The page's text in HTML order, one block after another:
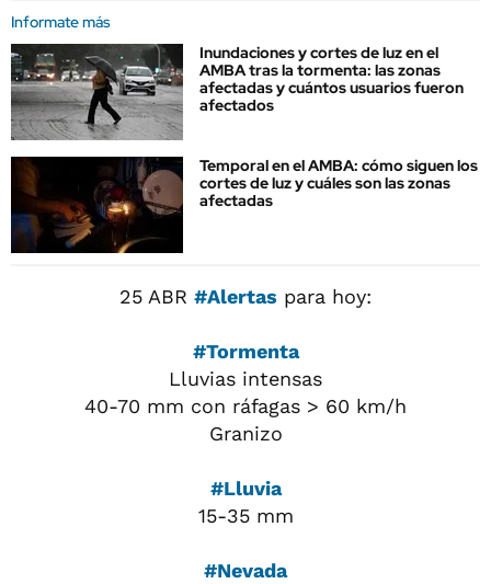
Informate más
Inundaciones y cortes de luz en el
AMBA tras la tormenta: las zonas
afectadas y cuántos usuarios fueron
afectados
Temporal en el AMBA: cómo siguen los
cortes de luz y cuáles son las zonas
afectadas
25 ABR #Alertas para hoy:
#Tormenta
Lluvias intensas
40-70 mm con ráfagas > 60 km/h
Granizo
#Lluvia
15-35 mm
#Nevada